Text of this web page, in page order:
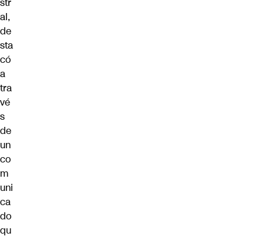
str
al,
de
sta
có
a
tra
vé
s
de
un
co
m
uni
ca
do
qu